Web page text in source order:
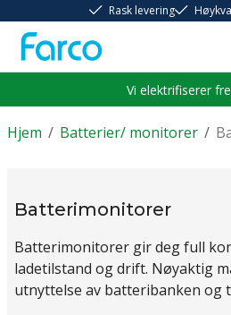
Rask levering
Vi elektrifiserer
/
Hjem /
Batterier/ monitorer
Batterimonitorer
Batterimonitorer gir deg full
ladetilstand og drift. Nøyaktig
utnyttelse av batteribanken og